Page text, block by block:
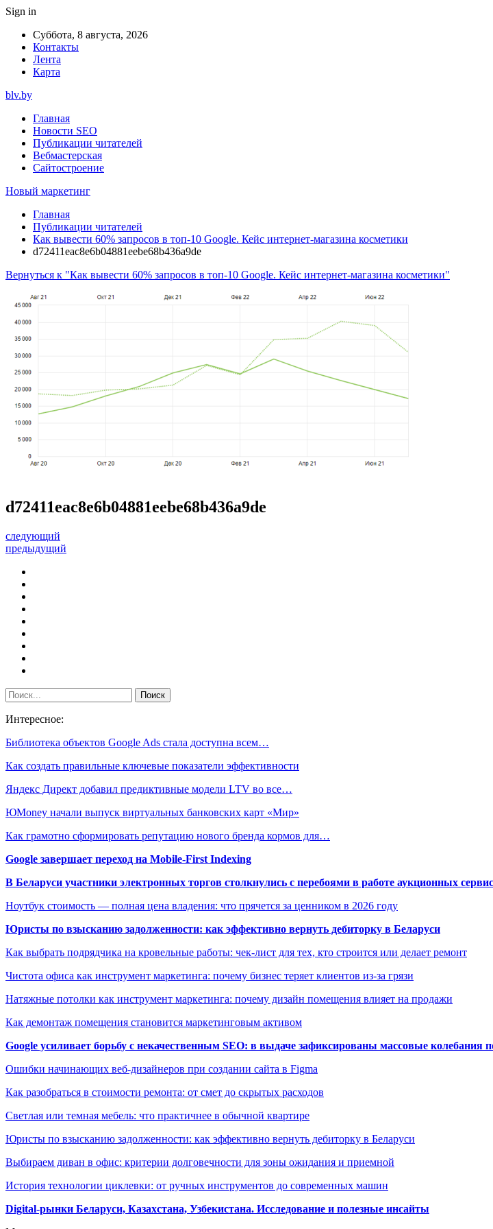
Sign in
Суббота, 8 августа, 2026
Контакты
Лента
Карта
blv.by
Главная
Новости SEO
Публикации читателей
Вебмастерская
Сайтостроение
Новый маркетинг
Главная
Публикации читателей
Как вывести 60% запросов в топ-10 Google. Кейс интернет-магазина косметики
d72411eac8e6b04881eebe68b436a9de
Вернуться к "Как вывести 60% запросов в топ-10 Google. Кейс интернет-магазина косметики"
d72411eac8e6b04881eebe68b436a9de
следующий
предыдущий
Интересное:
Библиотека объектов Google Ads стала доступна всем…
Как создать правильные ключевые показатели эффективности
Яндекс Директ добавил предиктивные модели LTV во все…
ЮMoney начали выпуск виртуальных банковских карт «Мир»
Как грамотно сформировать репутацию нового бренда кормов для…
Google завершает переход на Mobile-First Indexing
В Беларуси участники электронных торгов столкнулись с перебоями в работе аукционных
Ноутбук стоимость — полная цена владения: что прячется за ценником в 2026 году
Юристы по взысканию задолженности: как эффективно вернуть дебиторку в Беларуси
Как выбрать подрядчика на кровельные работы: чек-лист для тех, кто строится или делает ремонт
Чистота офиса как инструмент маркетинга: почему бизнес теряет клиентов из-за грязи
Натяжные потолки как инструмент маркетинга: почему дизайн помещения влияет на продажи
Как демонтаж помещения становится маркетинговым активом
Google усиливает борьбу с некачественным SEO: в выдаче зафиксированы массовые колебания
Ошибки начинающих веб-дизайнеров при создании сайта в Figma
Как разобраться в стоимости ремонта: от смет до скрытых расходов
Светлая или темная мебель: что практичнее в обычной квартире
Юристы по взысканию задолженности: как эффективно вернуть дебиторку в Беларуси
Выбираем диван в офис: критерии долговечности для зоны ожидания и приемной
История технологии циклевки: от ручных инструментов до современных машин
Digital-рынки Беларуси, Казахстана, Узбекистана. Исследование и полезные инсайты